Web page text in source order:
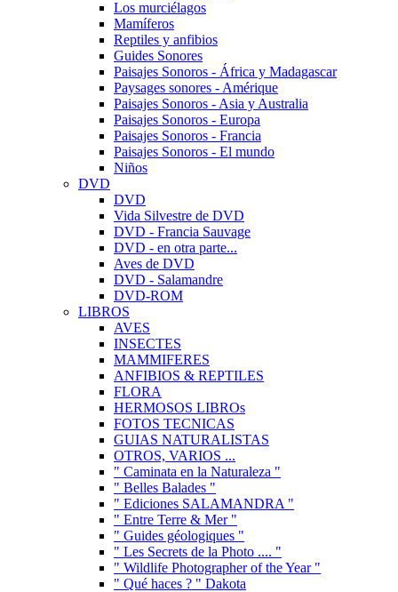
Los murciélagos
Mamíferos
Reptiles y anfibios
Guides Sonores
Paisajes Sonoros - África y Madagascar
Paysages sonores - Amérique
Paisajes Sonoros - Asia y Australia
Paisajes Sonoros - Europa
Paisajes Sonoros - Francia
Paisajes Sonoros - El mundo
Niños
DVD
DVD
Vida Silvestre de DVD
DVD - Francia Sauvage
DVD - en otra parte...
Aves de DVD
DVD - Salamandre
DVD-ROM
LIBROS
AVES
INSECTES
MAMMIFERES
ANFIBIOS & REPTILES
FLORA
HERMOSOS LIBROs
FOTOS TECNICAS
GUIAS NATURALISTAS
OTROS, VARIOS ...
" Caminata en la Naturaleza "
" Belles Balades "
" Ediciones SALAMANDRA "
" Entre Terre & Mer "
" Guides géologiques "
" Les Secrets de la Photo .... "
" Wildlife Photographer of the Year "
" Qué haces ? " Dakota